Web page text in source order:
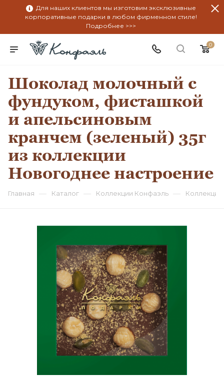
Для наших клиентов мы изготовим эксклюзивные
корпоративные подарки в любом фирменном стиле!
Подробнее >>>
0
Шоколад молочный с
фундуком, фисташкой
и апельсиновым
кранчем (зеленый) 35г
из коллекции
Новогоднее настроение
Главная — Каталог — Коллекции Конфаэль —